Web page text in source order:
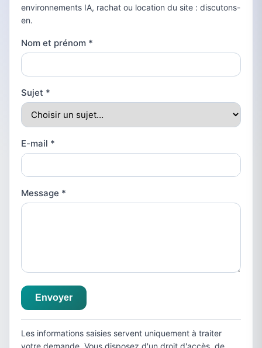
environnements IA, rachat ou location du site : discutons-
en.
Nom et prénom *
Sujet *
E-mail *
Message *
Envoyer
Les informations saisies servent uniquement à traiter
votre demande. Vous disposez d'un droit d'accès, de